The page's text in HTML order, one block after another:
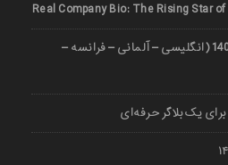
Real Company Bio: The Rising Star
هزینه کلاس خصوصی زبان 1403 (انگلیسی – آلمانی – فرانسه –
یک بلاگر حرفه‌ای